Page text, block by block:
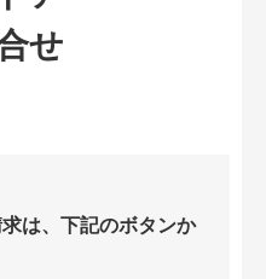
せ
は、下記のボタンか